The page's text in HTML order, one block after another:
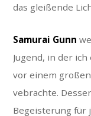
das gleißende
Samurai Gunn
Jugend, in der
vor einem
vebrachte.
Begeisterung für